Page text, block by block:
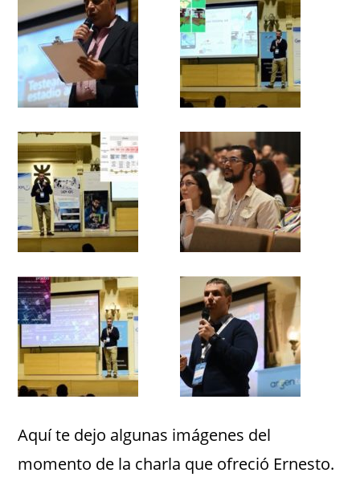
Aquí te dejo algunas imágenes del
momento de la charla que ofreció Ernesto.